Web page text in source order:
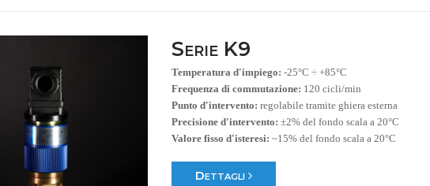
Serie K9
Temperatura d'impiego: -25°C ÷ +85°C
Frequenza di commutazione: 120 cicli/min
Punto d'intervento: regolabile tramite ghiera esterna
Precisione d'intervento: ±2% del fondo scala a 20°C
Valore fisso d'isteresi: ~15% del fondo scala a 20°C
Dettagli